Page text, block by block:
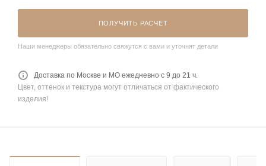
ПОЛУЧИТЬ РАСЧЕТ
Наши менеджеры обязательно свяжутся с вами и уточнят детали
Доставка по Москве и МО ежедневно с 9 до 21 ч.
Цвет, оттенок и текстура могут отличаться от фактического
изделия!